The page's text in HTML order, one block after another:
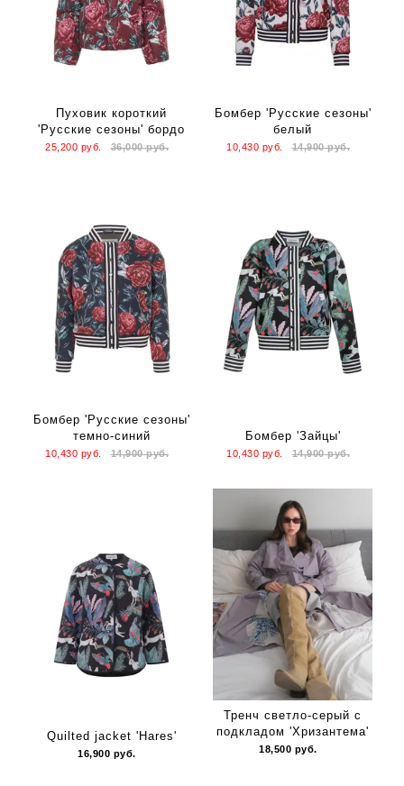
Пуховик короткий
'Русские сезоны' бордо
25,200 руб. 36,000 руб.
Бомбер 'Русские сезоны'
белый
10,430 руб. 14,900 руб.
Бомбер 'Русские сезоны'
темно-синий
10,430 руб. 14,900 руб.
Бомбер 'Зайцы'
10,430 руб. 14,900 руб.
Quilted jacket 'Hares'
16,900 руб.
Тренч светло-серый с
подкладом 'Хризантема'
18,500 руб.